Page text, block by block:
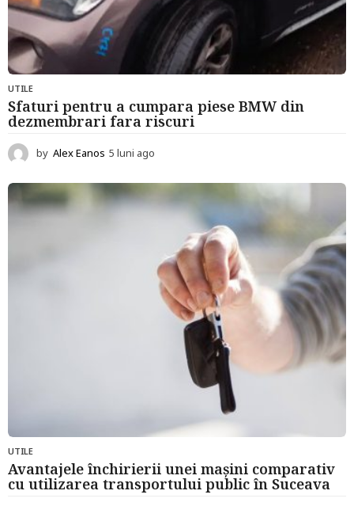
UTILE
Sfaturi pentru a cumpara piese BMW din
dezmembrari fara riscuri
by Alex Eanos 5 luni ago
u
n
UTILE
Avantajele închirierii unei mașini comparativ
cu utilizarea transportului public în Suceava